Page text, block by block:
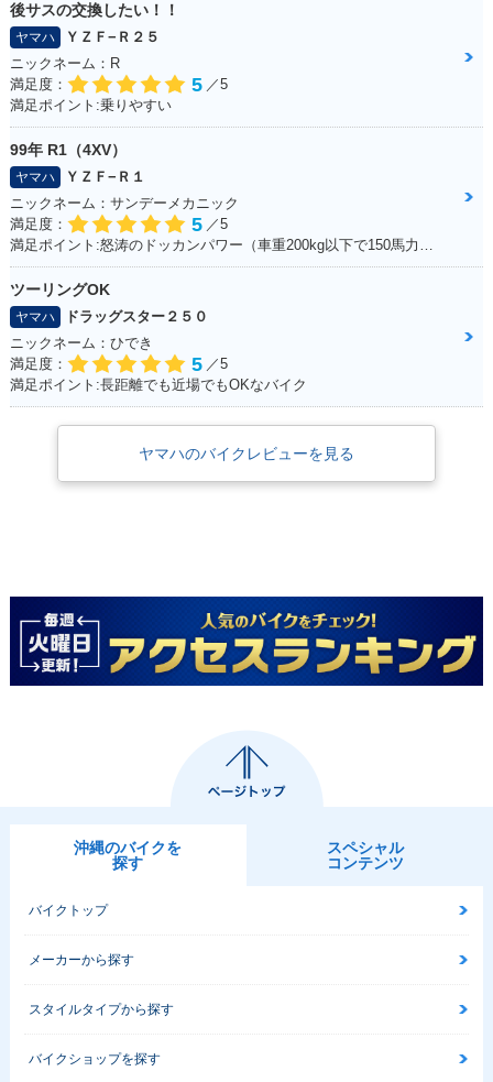
後サスの交換したい！！
ヤマハ
ＹＺＦ−Ｒ２５
ニックネーム：R
満足度：
5 ／5
満足ポイント:乗りやすい
99年 R1（4XV）
ヤマハ
ＹＺＦ−Ｒ１
ニックネーム：サンデーメカニック
満足度：
5 ／5
満足ポイント:怒涛のドッカンパワー（車重200kg以下で150馬力） 最新SSほどのパワーはでてませんが、それでもPWR1.3と鋭い加速をします！ カウルがクイックファスナーの為、簡単脱着、整備がとてもし易いのもお気に入り。 車体は固過ぎず程よくしなりがあり、以外と街乗りも楽にこなせます。 99年は逆輸入車の為、リミッターカットなし、240kmまでスムーズに伸び、 サーキット走行も十分楽しめ、タイムアタックもそこそこ行けますが、 やはり、ツイスティロード最速というコンセプトから、ワインディング走行が一番気持ちよく走れます。 整備性も良く、街乗り～サーキット走行と幅広い守備範囲 人馬一体を体験でき、バイクを操る喜びを教えてくれる楽しい相棒です☆
ツーリングOK
ヤマハ
ドラッグスター２５０
ニックネーム：ひでき
満足度：
5 ／5
満足ポイント:長距離でも近場でもOKなバイク
ヤマハのバイクレビューを見る
沖縄のバイクを
探す
スペシャル
コンテンツ
バイクトップ
メーカーから探す
スタイルタイプから探す
バイクショップを探す